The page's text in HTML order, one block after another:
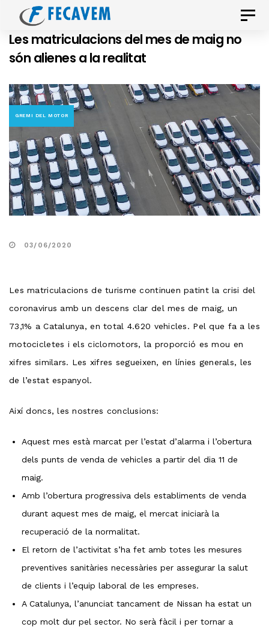
Skip
links
primary
navigation
content
Toggle
Les matriculacions del mes de maig no
són alienes a la realitat
GREMI DEL MOTOR
03/06/2020
Les matriculacions de turisme continuen patint la crisi del
coronavirus amb un descens clar del mes de maig, un
73,1% a Catalunya, en total 4.620 vehicles. Pel que fa a les
motocicletes i els ciclomotors, la proporció es mou en
xifres similars. Les xifres segueixen, en línies generals, les
de l’estat espanyol.
Així doncs, les nostres conclusions:
Aquest mes està marcat per l’estat d’alarma i l’obertura
dels punts de venda de vehicles a partir del dia 11 de
maig.
Amb l’obertura progressiva dels establiments de venda
durant aquest mes de maig, el mercat iniciarà la
recuperació de la normalitat.
El retorn de l’activitat s’ha fet amb totes les mesures
preventives sanitàries necessàries per assegurar la salut
de clients i l’equip laboral de les empreses.
A Catalunya, l’anunciat tancament de Nissan ha estat un
cop molt dur pel sector. No serà fàcil i per tornar a